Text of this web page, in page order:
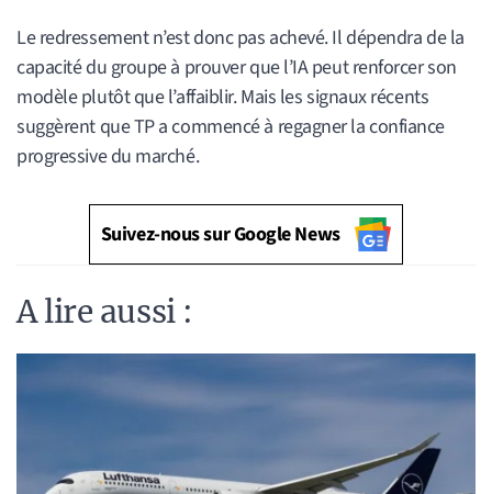
Le redressement n’est donc pas achevé. Il dépendra de la
capacité du groupe à prouver que l’IA peut renforcer son
modèle plutôt que l’affaiblir. Mais les signaux récents
suggèrent que TP a commencé à regagner la confiance
progressive du marché.
Suivez-nous sur Google News
A lire aussi :